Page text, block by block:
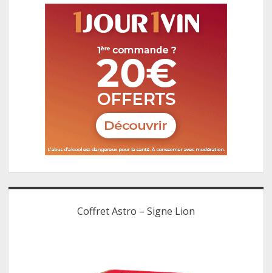
Coffret Astro – Signe Lion